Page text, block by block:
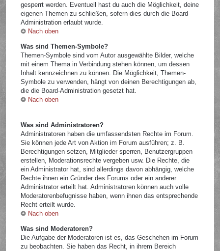
gesperrt werden. Eventuell hast du auch die Möglichkeit, deine
eigenen Themen zu schließen, sofern dies durch die Board-
Administration erlaubt wurde.
Nach oben
Was sind Themen-Symbole?
Themen-Symbole sind vom Autor ausgewählte Bilder, welche
mit einem Thema in Verbindung stehen können, um dessen
Inhalt kennzeichnen zu können. Die Möglichkeit, Themen-
Symbole zu verwenden, hängt von deinen Berechtigungen ab,
die die Board-Administration gesetzt hat.
Nach oben
Was sind Administratoren?
Administratoren haben die umfassendsten Rechte im Forum.
Sie können jede Art von Aktion im Forum ausführen; z. B.
Berechtigungen setzen, Mitglieder sperren, Benutzergruppen
erstellen, Moderationsrechte vergeben usw. Die Rechte, die
ein Administrator hat, sind allerdings davon abhängig, welche
Rechte ihnen ein Gründer des Forums oder ein anderer
Administrator erteilt hat. Administratoren können auch volle
Moderatorenbefugnisse haben, wenn ihnen das entsprechende
Recht erteilt wurde.
Nach oben
Was sind Moderatoren?
Die Aufgabe der Moderatoren ist es, das Geschehen im Forum
zu beobachten. Sie haben das Recht, in ihrem Bereich